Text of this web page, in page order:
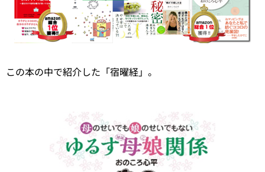
この本の中で紹介した「宿曜経」。